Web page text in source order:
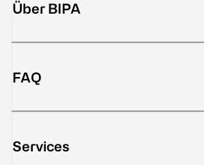
Über BIPA
FAQ
Services